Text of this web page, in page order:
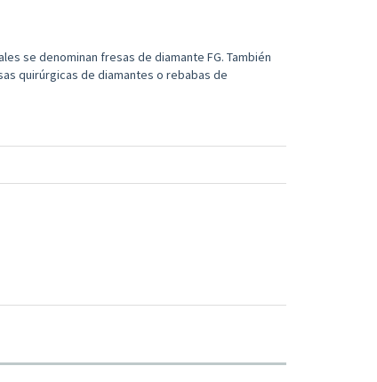
se denominan fresas de diamante FG. También
quirúrgicas de diamantes o rebabas de